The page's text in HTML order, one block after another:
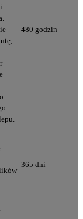
480 godzin
365 dni